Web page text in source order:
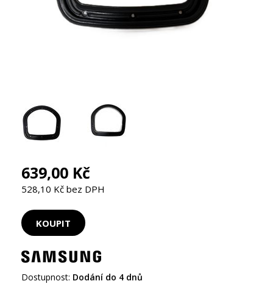
639,00 Kč
528,10 Kč bez DPH
Dostupnost: Dodání do 4 dnů